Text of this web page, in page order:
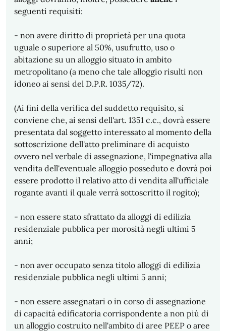
seguenti requisiti:
- non avere diritto di proprietà per una quota
uguale o superiore al 50%, usufrutto, uso o
abitazione su un alloggio situato in ambito
metropolitano (a meno che tale alloggio risulti non
idoneo ai sensi del D.P.R. 1035/72).
(Ai fini della verifica del suddetto requisito, si
conviene che, ai sensi dell'art. 1351 c.c., dovrà essere
presentata dal soggetto interessato al momento della
sottoscrizione dell'atto preliminare di acquisto
ovvero nel verbale di assegnazione, l'impegnativa alla
vendita dell'eventuale alloggio posseduto e dovrà poi
essere prodotto il relativo atto di vendita all'ufficiale
rogante avanti il quale verrà sottoscritto il rogito);
- non essere stato sfrattato da alloggi di edilizia
residenziale pubblica per morosità negli ultimi 5
anni;
- non aver occupato senza titolo alloggi di edilizia
residenziale pubblica negli ultimi 5 anni;
- non essere assegnatari o in corso di assegnazione
di capacità edificatoria corrispondente a non più di
un alloggio costruito nell'ambito di aree PEEP o aree